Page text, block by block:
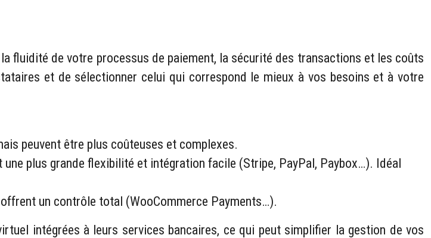
fluidité de votre processus de paiement, la sécurité des transactions et les coûts
et de sélectionner celui qui correspond le mieux à vos besoins et à votre
peuvent être plus coûteuses et complexes.
une plus grande flexibilité et intégration facile (Stripe, PayPal, Paybox…). Idéal
un contrôle total (WooCommerce Payments…).
intégrées à leurs services bancaires, ce qui peut simplifier la gestion de vos